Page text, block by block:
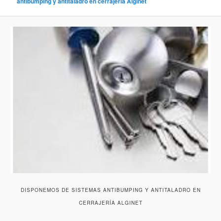
DISPONEMOS DE SISTEMAS ANTIBUMPING Y ANTITALADRO EN
CERRAJERÍA ALGINET